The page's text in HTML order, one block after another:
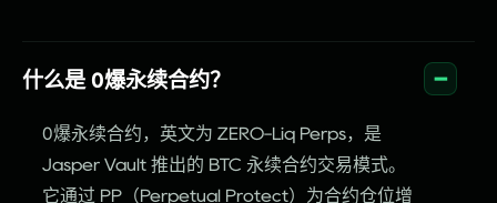
什么是 0爆永续合约？
0爆永续合约，英文为 ZERO-Liq Perps，是
Jasper Vault 推出的 BTC 永续合约交易模式。
它通过 PP（Perpetual Protect）为合约仓位增